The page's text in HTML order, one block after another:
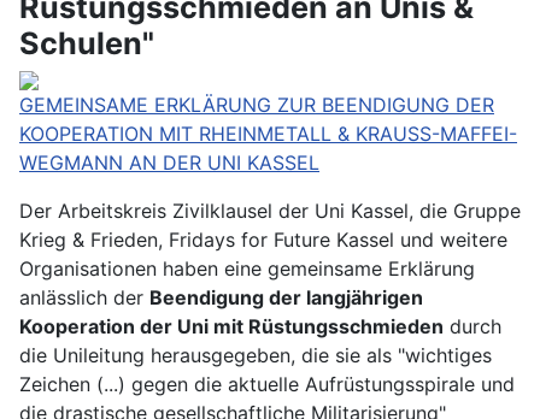
Schulen"
GEMEINSAME ERKLÄRUNG ZUR BEENDIGUNG DER
KOOPERATION MIT RHEINMETALL & KRAUSS-MAFFEI-
WEGMANN AN DER UNI KASSEL
Der Arbeitskreis Zivilklausel der Uni Kassel, die Gruppe
Krieg & Frieden, Fridays for Future Kassel und weitere
Organisationen haben eine gemeinsame Erklärung
anlässlich der Beendigung der langjährigen
Kooperation der Uni mit Rüstungsschmieden durch
die Unileitung herausgegeben, die sie als "wichtiges
Zeichen (...) gegen die aktuelle Aufrüstungsspirale und
die drastische gesellschaftliche Militarisierung"